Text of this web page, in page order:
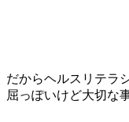
だからヘルスリテラ
屈っぽいけど大切な